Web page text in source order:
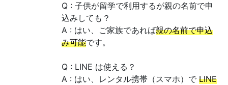
Q : 子供が留学で利用するが親の名前で申
込みしても？
A : はい、ご家族であれば親の名前で申込
み可能です。
Q : LINE は使える？
A : はい、レンタル携帯（スマホ）で LINE